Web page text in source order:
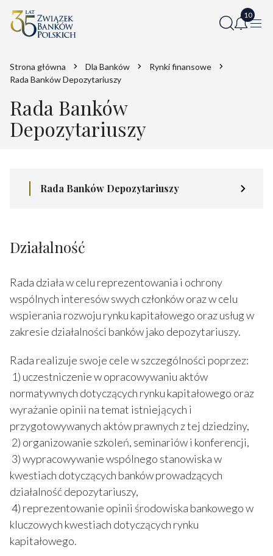
Strona główna Dla Banków
Rynki finansowe
Rada Banków Depozytariuszy
Rada Banków
Depozytariuszy
Rada Banków Depozytariuszy
Działalność
Rada działa w celu reprezentowania i ochrony
wspólnych interesów swych członków oraz w celu
wspierania rozwoju rynku kapitałowego oraz usług w
zakresie działalności banków jako depozytariuszy.
Rada realizuje swoje cele w szczególności poprzez:
1) uczestniczenie w opracowywaniu aktów
normatywnych dotyczących rynku kapitałowego oraz
wyrażanie opinii na temat istniejących i
przygotowywanych aktów prawnych z tej dziedziny,
2) organizowanie szkoleń, seminariów i konferencji,
3) wypracowywanie wspólnego stanowiska w
kwestiach dotyczących banków prowadzących
działalność depozytariuszy,
4) reprezentowanie opinii środowiska bankowego w
kluczowych kwestiach dotyczących rynku
kapitałowego.